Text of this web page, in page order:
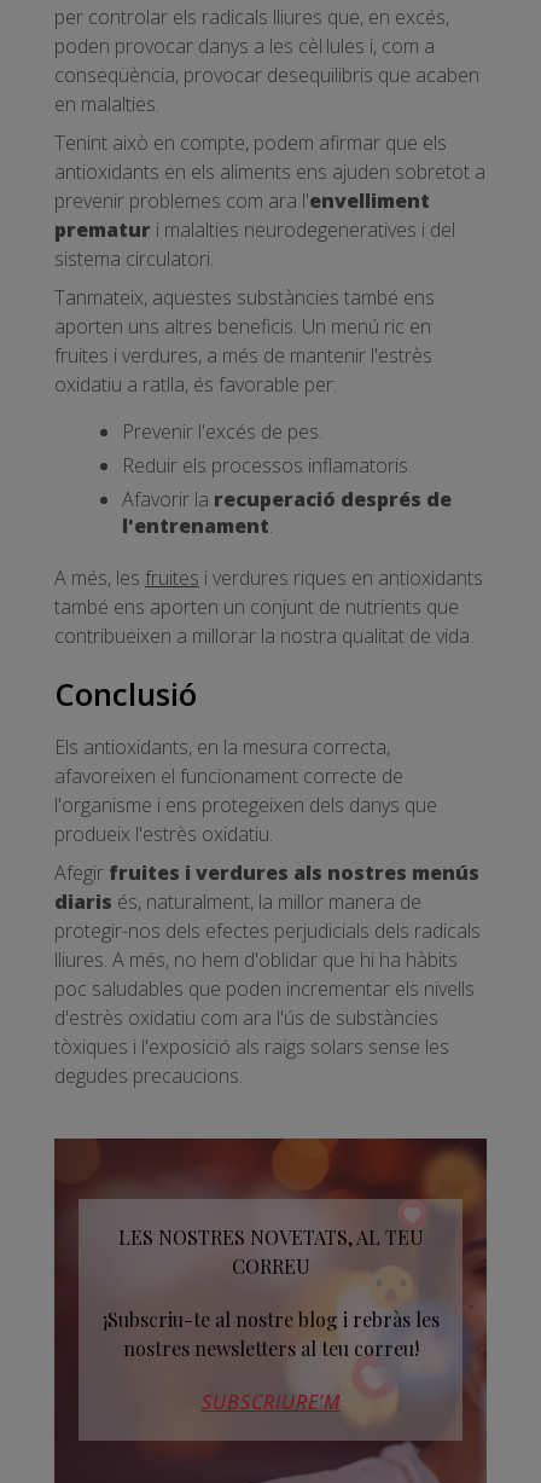
per controlar els radicals lliures que, en excés,
poden provocar danys a les cèl·lules i, com a
conseqüència, provocar desequilibris que acaben
en malalties.
Tenint això en compte, podem afirmar que els
antioxidants en els aliments ens ajuden sobretot a
prevenir problemes com ara l'envelliment
prematur i malalties neurodegeneratives i del
sistema circulatori.
Tanmateix, aquestes substàncies també ens
aporten uns altres beneficis. Un menú ric en
fruites i verdures, a més de mantenir l'estrès
oxidatiu a ratlla, és favorable per:
Prevenir l'excés de pes.
Reduir els processos inflamatoris.
Afavorir la recuperació després de
l'entrenament.
A més, les fruites i verdures riques en antioxidants
també ens aporten un conjunt de nutrients que
contribueixen a millorar la nostra qualitat de vida.
Conclusió
Els antioxidants, en la mesura correcta,
afavoreixen el funcionament correcte de
l'organisme i ens protegeixen dels danys que
produeix l'estrès oxidatiu.
Afegir fruites i verdures als nostres menús
diaris és, naturalment, la millor manera de
protegir-nos dels efectes perjudicials dels radicals
lliures. A més, no hem d'oblidar que hi ha hàbits
poc saludables que poden incrementar els nivells
d'estrès oxidatiu com ara l'ús de substàncies
tòxiques i l'exposició als raigs solars sense les
degudes precaucions.
LES NOSTRES NOVETATS, AL TEU
CORREU
¡Subscriu-te al nostre blog i rebràs les
nostres newsletters al teu correu!
SUBSCRIURE’M